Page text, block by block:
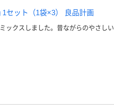
セット（1袋×3） 良品計画
ックスしました。昔ながらのやさしい